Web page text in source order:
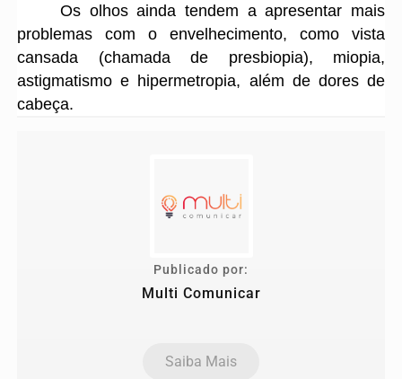
Os olhos ainda tendem a apresentar mais
problemas com o envelhecimento, como vista
cansada (chamada de presbiopia), miopia,
astigmatismo e hipermetropia, além de dores de
cabeça.
Publicado por:
Multi Comunicar
Saiba Mais